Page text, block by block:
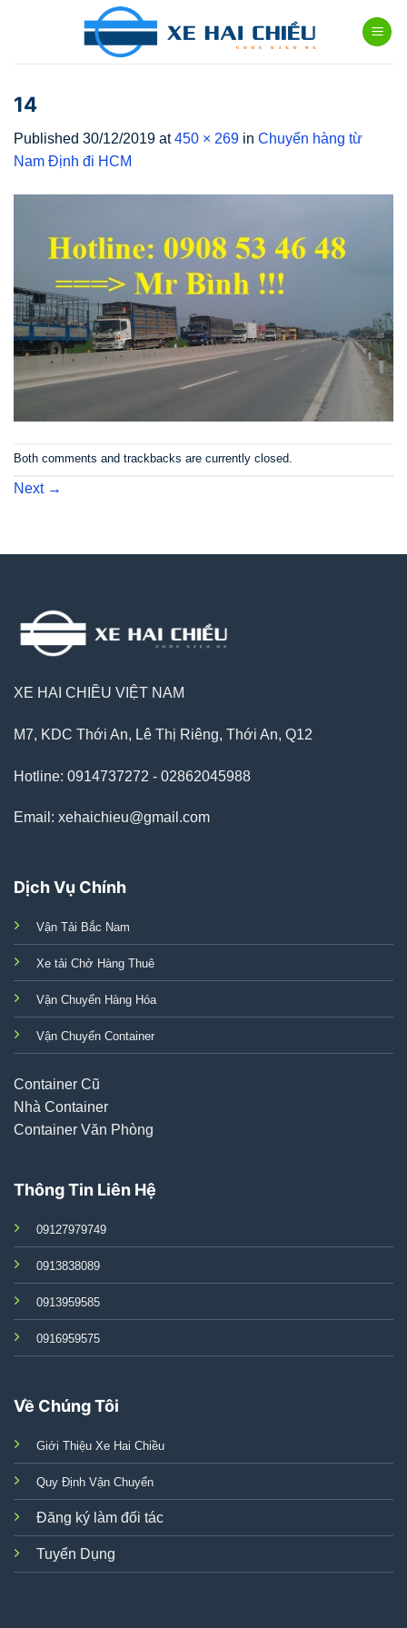
14
Published 30/12/2019 at450 × 269 in Chuyển hàng từ
Nam Định đi HCM
Both comments and trackbacks are currently closed.
Next →
XE HAI CHIỀU VIỆT NAM
M7, KDC Thới An, Lê Thị Riêng, Thới An, Q12
Hotline: 0914737272 - 02862045988
Email: xehaichieu@gmail.com
Dịch Vụ Chính
Vận Tải Bắc Nam
Xe tải Chở Hàng Thuê
Vận Chuyển Hàng Hóa
Vận Chuyển Container
Container Cũ
Nhà Container
Container Văn Phòng
Thông Tin Liên Hệ
09127979749
0913838089
0913959585
0916959575
Về Chúng Tôi
Giới Thiệu Xe Hai Chiều
Quy Định Vận Chuyển
Đăng ký làm đối tác
Tuyển Dụng